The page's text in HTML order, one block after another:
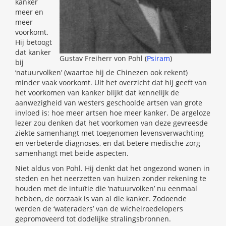
Gustav Freiherr von Pohl (Psiram)
meer en
meer
voorkomt.
Hij betoogt
dat kanker
bij
‘natuurvolken’ (waartoe hij de Chinezen ook rekent)
minder vaak voorkomt. Uit het overzicht dat hij geeft van
het voorkomen van kanker blijkt dat kennelijk de
aanwezigheid van westers geschoolde artsen van grote
invloed is: hoe meer artsen hoe meer kanker. De argeloze
lezer zou denken dat het voorkomen van deze gevreesde
ziekte samenhangt met toegenomen levensverwachting
en verbeterde diagnoses, en dat betere medische zorg
samenhangt met beide aspecten.
Niet aldus von Pohl. Hij denkt dat het ongezond wonen in
steden en het neerzetten van huizen zonder rekening te
houden met de intuïtie die ‘natuurvolken’ nu eenmaal
hebben, de oorzaak is van al die kanker. Zodoende
werden de ‘wateraders’ van de wichelroedelopers
gepromoveerd tot dodelijke stralingsbronnen.